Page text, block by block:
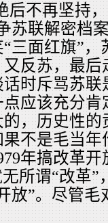
后不再坚持
苏联解密档
三面红旗”
反苏，最
时斥骂苏联
点应该充分
，历史性
不是毛当
年搞改革
所谓“改革
放”。尽管